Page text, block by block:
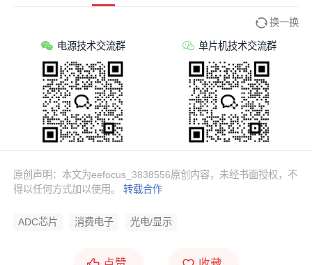
换一换
电源技术交流群 单片机技术交流群
原创声明：本文为eefocus_3838556原创内容，未经书面授权，不
得以任何方式加以使用。转载合作
ADC芯片 消费电子 光电/显示